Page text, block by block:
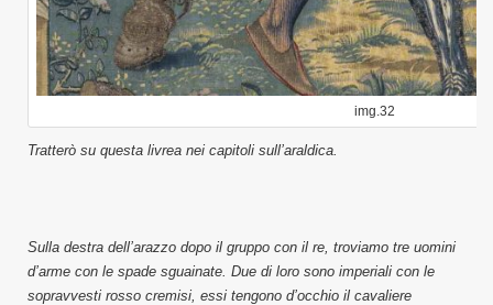
img.32
Tratterò su questa livrea nei capitoli sull’araldica.
Sulla destra dell’arazzo dopo il gruppo con il re, troviamo tre uomini
d’arme con le spade sguainate. Due di loro sono imperiali con le
sopravvesti rosso cremisi, essi tengono d’occhio il cavaliere